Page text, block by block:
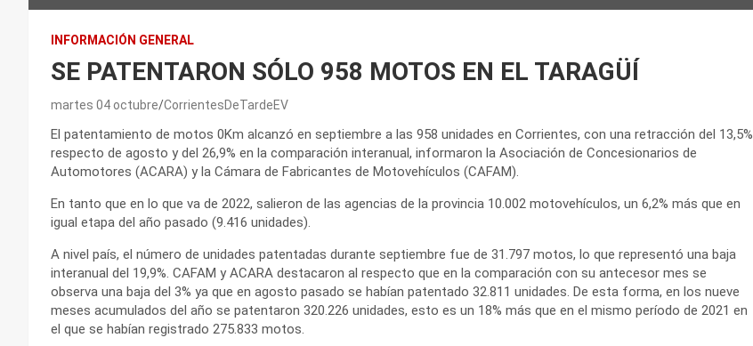
INFORMACIÓN GENERAL
SE PATENTARON SÓLO 958 MOTOS EN EL TARAGÜÍ
martes 04 octubre CorrientesDeTardeEV
El patentamiento de motos 0Km alcanzó en septiembre a las 958 unidades en Corrientes, con una retracción del 13,5%
respecto de agosto y del 26,9% en la comparación interanual, informaron la Asociación de Concesionarios de
Automotores (ACARA) y la Cámara de Fabricantes de Motovehículos (CAFAM).
En tanto que en lo que va de 2022, salieron de las agencias de la provincia 10.002 motovehículos, un 6,2% más que en
igual etapa del año pasado (9.416 unidades).
A nivel país, el número de unidades patentadas durante septiembre fue de 31.797 motos, lo que representó una baja
interanual del 19,9%. CAFAM y ACARA destacaron al respecto que en la comparación con su antecesor mes se
observa una baja del 3% ya que en agosto pasado se habían patentado 32.811 unidades. De esta forma, en los nueve
meses acumulados del año se patentaron 320.226 unidades, esto es un 18% más que en el mismo período de 2021 en
el que se habían registrado 275.833 motos.